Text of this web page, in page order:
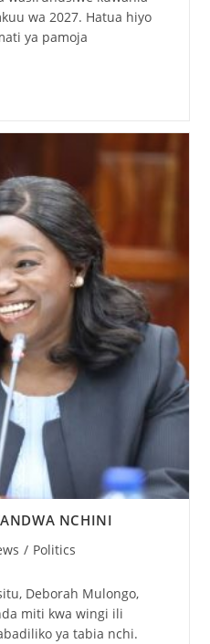
wa 2027. Hatua hiyo
ya pamoja
NCHINI
/ Politics
Deborah Mulongo,
miti kwa wingi ili
ya tabia nchi.